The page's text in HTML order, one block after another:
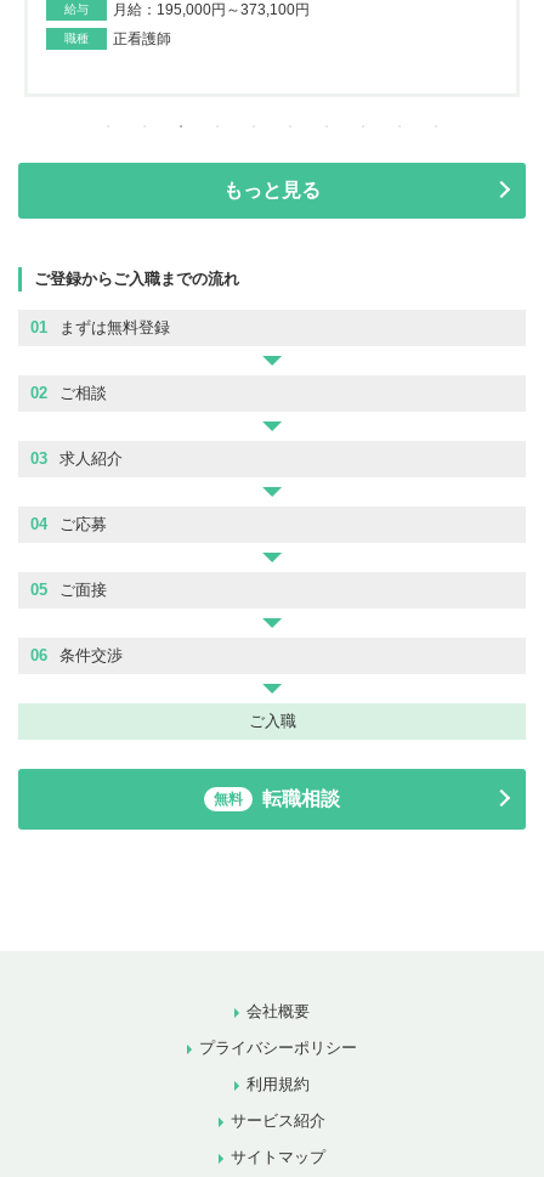
給与 月給：195,000円～373,100円
職種 正看護師
もっと見る
ご登録からご入職までの流れ
01 まずは無料登録
02 ご相談
03 求人紹介
04 ご応募
05 ご面接
06 条件交渉
ご入職
無料 転職相談
会社概要
プライバシーポリシー
利用規約
サービス紹介
サイトマップ